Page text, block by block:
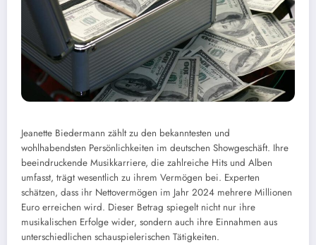
Jeanette Biedermann zählt zu den bekanntesten und
wohlhabendsten Persönlichkeiten im deutschen Showgeschäft. Ihre
beeindruckende Musikkarriere, die zahlreiche Hits und Alben
umfasst, trägt wesentlich zu ihrem Vermögen bei. Experten
schätzen, dass ihr Nettovermögen im Jahr 2024 mehrere Millionen
Euro erreichen wird. Dieser Betrag spiegelt nicht nur ihre
musikalischen Erfolge wider, sondern auch ihre Einnahmen aus
unterschiedlichen schauspielerischen Tätigkeiten.